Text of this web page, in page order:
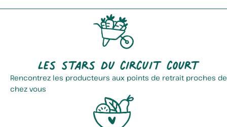
Les stars du circuit court
Rencontrez les producteurs aux points de retrait proches de
chez vous